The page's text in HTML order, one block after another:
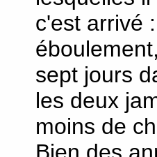
c'est arrivé
sept jours
les deux
moins de